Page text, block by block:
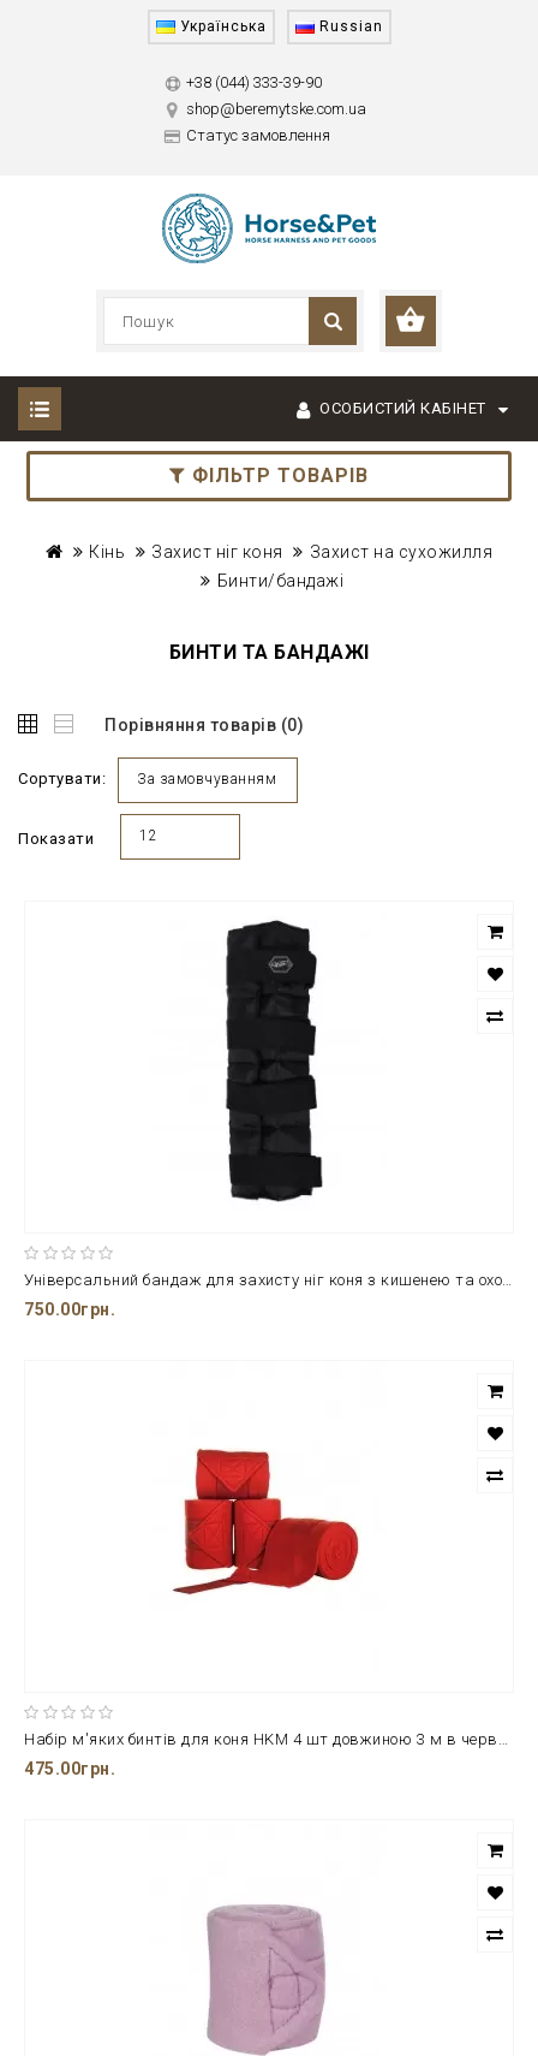
Українська Russian
+38 (044) 333-39-90
shop@beremytske.com.ua
Статус замовлення
ОСОБИСТИЙ КАБІНЕТ
ФІЛЬТР ТОВАРІВ
Кінь Захист ніг коня
Захист на сухожилля
Бинти/бандажі
БИНТИ ТА БАНДАЖІ
Порівняння товарів (0)
Сортувати: За замовчуванням
Показати 12
750.00грн.
475.00грн.